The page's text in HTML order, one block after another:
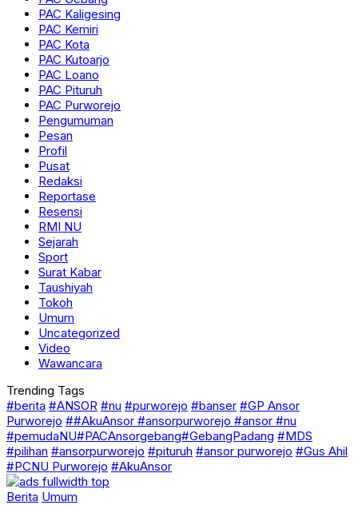
PAC Kaligesing
PAC Kemiri
PAC Kota
PAC Kutoarjo
PAC Loano
PAC Pituruh
PAC Purworejo
Pengumuman
Pesan
Profil
Pusat
Redaksi
Reportase
Resensi
RMI NU
Sejarah
Sport
Surat Kabar
Taushiyah
Tokoh
Umum
Uncategorized
Video
Wawancara
Trending Tags
#berita #ANSOR #nu #purworejo #banser #GP Ansor
Purworejo ##AkuAnsor #ansorpurworejo #ansor #nu
#pemudaNU#PACAnsorgebang#GebangPadang #MDS
#pilihan #ansorpurworejo #pituruh #ansor purworejo #Gus Ahil
#PCNU Purworejo #AkuAnsor
Berita Umum